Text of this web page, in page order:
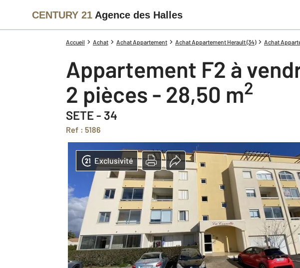
CENTURY 21 Agence des Halles
Accueil Achat Achat Appartement Achat Appartement Herault (34) Achat
Appartement F2 à
2 pièces - 28,50 m2
SETE - 34
Ref : 5186
Exclusivité